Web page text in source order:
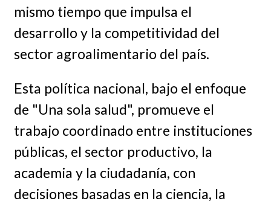
mismo tiempo que impulsa el
desarrollo y la competitividad del
sector agroalimentario del país.
Esta política nacional, bajo el enfoque
de "Una sola salud", promueve el
trabajo coordinado entre instituciones
públicas, el sector productivo, la
academia y la ciudadanía, con
decisiones basadas en la ciencia, la